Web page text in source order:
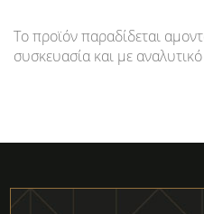
Το προϊόν παραδίδεται
συσκευασία και με